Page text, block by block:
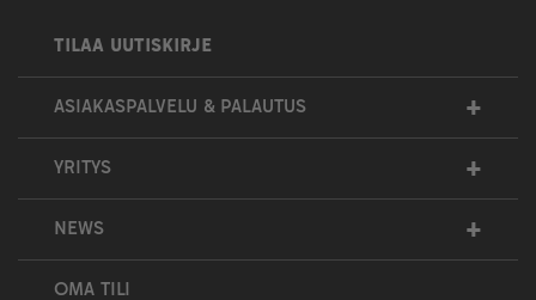
TILAA UUTISKIRJE
ASIAKASPALVELU & PALAUTUS +
YRITYS +
NEWS +
OMA TILI